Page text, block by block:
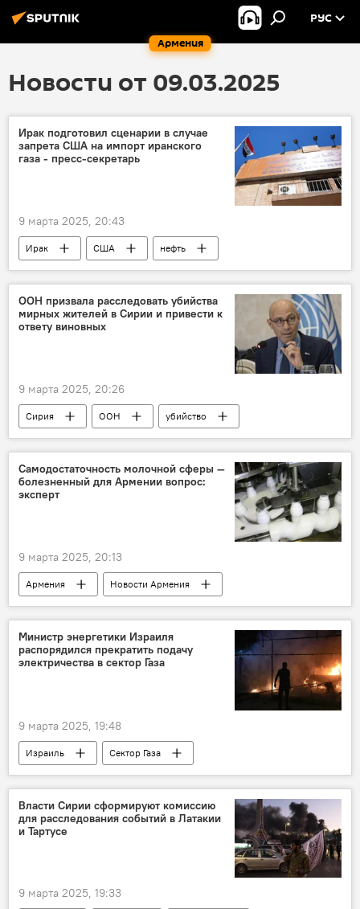
Армения
РУС
Новости от 09.03.2025
Ирак подготовил сценарии в случае
запрета США на импорт иранского
газа - пресс-секретарь
9 марта 2025, 20:43
Ирак США нефть
ООН призвала расследовать убийства
мирных жителей в Сирии и привести к
ответу виновных
9 марта 2025, 20:26
Сирия ООН убийство
Самодостаточность молочной сферы —
болезненный для Армении вопрос:
эксперт
9 марта 2025, 20:13
Армения
Новости Армения
молоко
молочная продукция
эксперт
Министр энергетики Израиля
распорядился прекратить подачу
электричества в сектор Газа
9 марта 2025, 19:48
Израиль Сектор Газа
Власти Сирии сформируют комиссию
для расследования событий в Латакии
и Тартусе
9 марта 2025, 19:33